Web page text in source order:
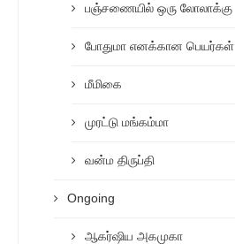
பஞ்சணையில் ஒரு லோலாக்கு
போதுமா எனக்கான பெயர்கள்
மீமிகை
முரட்டு மங்கம்மா
வன்ம திருப்தி
Ongoing
ஆகர்ஷிய அகமுகா